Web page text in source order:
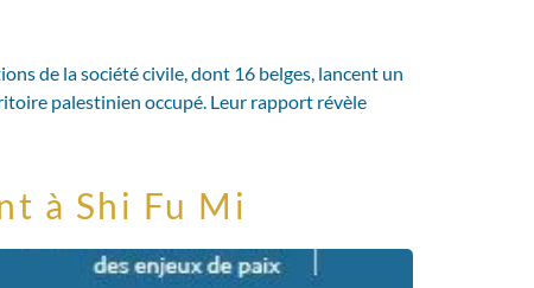
de la société civile, dont 16 belges, lancent un
palestinien occupé. Leur rapport révèle
à Shi Fu Mi